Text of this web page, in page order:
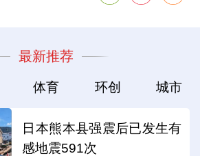
最新推荐
体育 环创 城市
日本熊本县强震后已发生有
感地震591次